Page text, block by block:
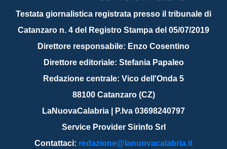
Testata giornalistica registrata presso il tribunale di
Catanzaro n. 4 del Registro Stampa del 05/07/2019
Direttore responsabile: Enzo Cosentino
Direttore editoriale: Stefania Papaleo
Redazione centrale: Vico dell'Onda 5
88100 Catanzaro (CZ)
LaNuovaCalabria | P.Iva 03698240797
Service Provider Sirinfo Srl
Contattaci: redazione@lanuovacalabria.it